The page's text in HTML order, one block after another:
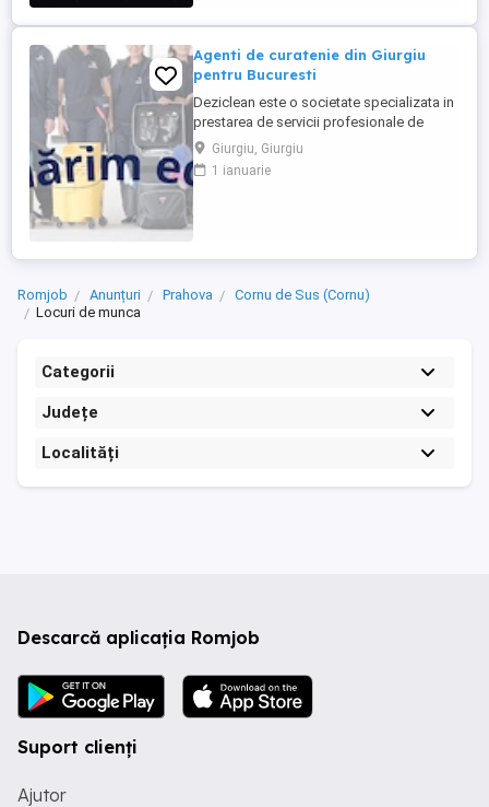
Agenti de curatenie din Giurgiu
pentru Bucuresti
Deziclean este o societate specializata in
prestarea de servicii profesionale de
curatenie. Compania noastra asigura
servicii de curatenie in aproape toate
orasele mari din Romania. Suntem in
Giurgiu, Giurgiu
1 ianuarie
Romjob Anunțuri Prahova
Cornu de Sus (Cornu)
Locuri de munca
Categorii
Județe
Localități
Descarcă aplicația Romjob
Suport clienți
Ajutor